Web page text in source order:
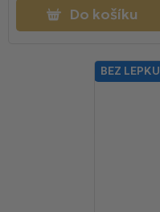
Do košíku
BEZ LEPKU